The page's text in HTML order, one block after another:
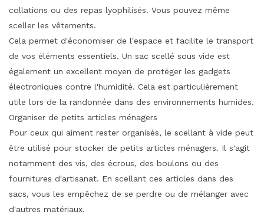
collations ou des repas lyophilisés. Vous pouvez même
sceller les vêtements.
Cela permet d'économiser de l'espace et facilite le transport
de vos éléments essentiels. Un sac scellé sous vide est
également un excellent moyen de protéger les gadgets
électroniques contre l'humidité. Cela est particulièrement
utile lors de la randonnée dans des environnements humides.
Organiser de petits articles ménagers
Pour ceux qui aiment rester organisés, le scellant à vide peut
être utilisé pour stocker de petits articles ménagers. Il s'agit
notamment des vis, des écrous, des boulons ou des
fournitures d'artisanat. En scellant ces articles dans des
sacs, vous les empêchez de se perdre ou de mélanger avec
d'autres matériaux.